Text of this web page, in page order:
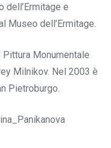
dell’Ermitage e
Museo dell’Ermitage.
Monumentale
Milnikov. Nel 2003 è
Pietroburgo.